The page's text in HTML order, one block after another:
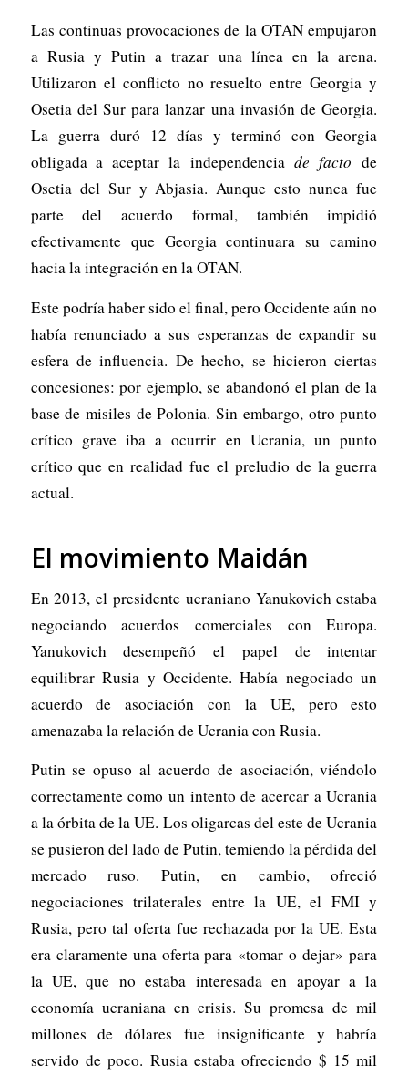
Las continuas provocaciones de la OTAN empujaron
a Rusia y Putin a trazar una línea en la arena.
Utilizaron el conflicto no resuelto entre Georgia y
Osetia del Sur para lanzar una invasión de Georgia.
La guerra duró 12 días y terminó con Georgia
obligada a aceptar la independenciade facto de
Osetia del Sur y Abjasia. Aunque esto nunca fue
parte del acuerdo formal, también impidió
efectivamente que Georgia continuara su camino
hacia la integración en la OTAN.
Este podría haber sido el final, pero Occidente aún no
había renunciado a sus esperanzas de expandir su
esfera de influencia. De hecho, se hicieron ciertas
concesiones: por ejemplo, se abandonó el plan de la
base de misiles de Polonia. Sin embargo, otro punto
crítico grave iba a ocurrir en Ucrania, un punto
crítico que en realidad fue el preludio de la guerra
actual.
El movimiento Maidán
En 2013, el presidente ucraniano Yanukovich estaba
negociando acuerdos comerciales con Europa.
Yanukovich desempeñó el papel de intentar
equilibrar Rusia y Occidente. Había negociado un
acuerdo de asociación con la UE, pero esto
amenazaba la relación de Ucrania con Rusia.
Putin se opuso al acuerdo de asociación, viéndolo
correctamente como un intento de acercar a Ucrania
a la órbita de la UE. Los oligarcas del este de Ucrania
se pusieron del lado de Putin, temiendo la pérdida del
mercado ruso. Putin, en cambio, ofreció
negociaciones trilaterales entre la UE, el FMI y
Rusia, pero tal oferta fue rechazada por la UE. Esta
era claramente una oferta para «tomar o dejar» para
la UE, que no estaba interesada en apoyar a la
economía ucraniana en crisis. Su promesa de mil
millones de dólares fue insignificante y habría
servido de poco. Rusia estaba ofreciendo $ 15 mil